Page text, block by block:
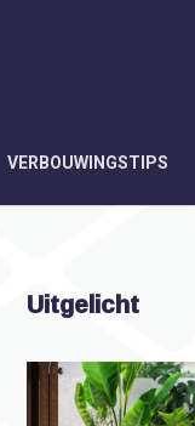
VERBOUWINGSTIPS
Uitgelicht